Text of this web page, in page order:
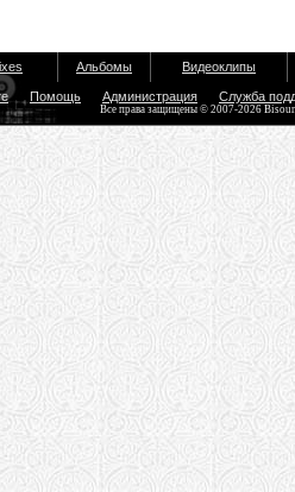
Альбомы Видеоклипы
Помощь Администрация Служба
Все права защищены © 2007-2026